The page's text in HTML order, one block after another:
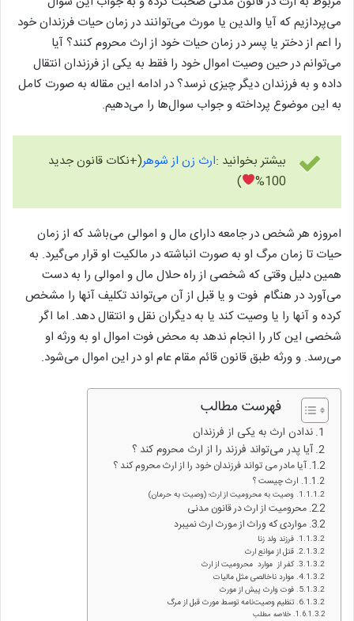
می‌پردازیم که آیا والدین یا مورث می‌توانند در زمان حیات فرزندان خود
را اعم از دختر یا پسر در زمان حیات خود از ارث محروم کنند؟ آیا
می‌توانم در حین وصیت اموال خود را فقط به یکی از فرزندان انتقال
داده و به فرزندان دیگر چیزی نرسد؟ در ادامه این مقاله به صورت کامل
به این موضوع پرداخته و جواب سوال‌ها را می‌دهیم.
بیشتر بخوانید :ارث زن از شوهر(+نکات قانون جدید
100%
)
امروزه هر شخص در جامعه دارای مال و اموالی می‌باشد که از زمان
حیات تا زمان مرگ او به صورت انباشته در مالکیت او قرار می‌گیرد. به
همین دلیل وقتی که شخصی از راه حلال مال و اموالی را به دست
می‌آورد در هنگام فوت و یا قبل از آن می‌تواند تکلیف آنها را مشخص
کرده و آنها را یا وصیت کند یا به دیگران نقل و انتقال دهد. اما اگر
شخصی این کار را انجام ندهد به محض فوت اموال او به ورثه او
می‌رسد. و ورثه طبق قانون قائم مقام عام او در این اموال می‌شود.
فهرست مطالب
ندادن ارث به یکی از فرزندان
آیا پدر می‌تواند فرزند را از ارث محروم کند ؟
آیا مادر می تواند فرزندان خود را از ارث محروم کند ؟
ارث چیست ؟
وصیت به محرومیت از ارث؛ (وصیت به حرمان)
محرومیت از ارث در قانون مدنی
مواردی که وراث از مورث ارث نمیبرد
فرزند ولد زنا
قتل از موانع ارث
کفر از موارد محرومیت از ارث
موارد ناخالصی مثل مالیات
فوت وارث پیش از مورث
تنظیم وصیت‌نامه توسط مورث قبل از مرگ
خلاصه مطلب